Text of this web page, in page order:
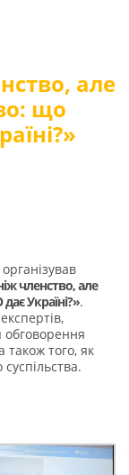
але
що
членство, але
Україні?».
обговорення
також того, як